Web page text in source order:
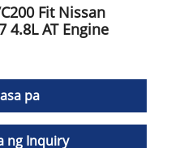
Fit Nissan
4.8L AT Engine
pa
ng Inquiry